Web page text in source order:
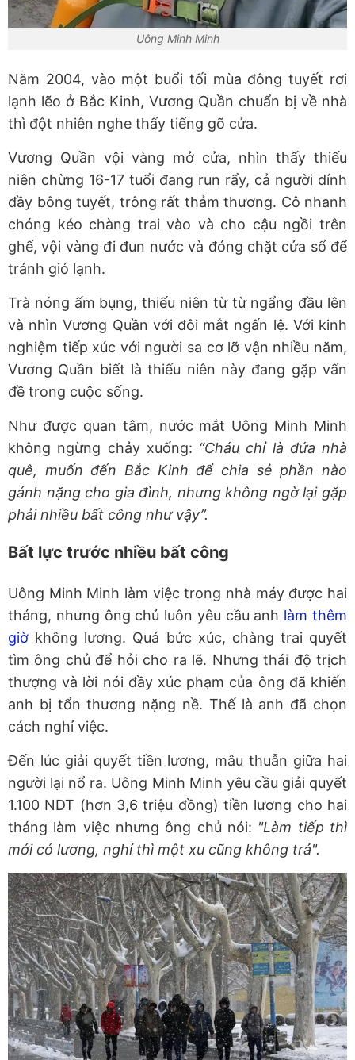
Uông Minh Minh
Năm 2004, vào một buổi tối mùa đông tuyết rơi
lạnh lẽo ở Bắc Kinh, Vương Quần chuẩn bị về nhà
thì đột nhiên nghe thấy tiếng gõ cửa.
Vương Quần vội vàng mở cửa, nhìn thấy thiếu
niên chừng 16-17 tuổi đang run rẩy, cả người dính
đầy bông tuyết, trông rất thảm thương. Cô nhanh
chóng kéo chàng trai vào và cho cậu ngồi trên
ghế, vội vàng đi đun nước và đóng chặt cửa sổ để
tránh gió lạnh.
Trà nóng ấm bụng, thiếu niên từ từ ngẩng đầu lên
và nhìn Vương Quần với đôi mắt ngấn lệ. Với kinh
nghiệm tiếp xúc với người sa cơ lỡ vận nhiều năm,
Vương Quần biết là thiếu niên này đang gặp vấn
đề trong cuộc sống.
Như được quan tâm, nước mắt Uông Minh Minh
không ngừng chảy xuống: “Cháu chỉ là đứa nhà
quê, muốn đến Bắc Kinh để chia sẻ phần nào
gánh nặng cho gia đình, nhưng không ngờ lại gặp
phải nhiều bất công như vậy”.
Bất lực trước nhiều bất công
Uông Minh Minh làm việc trong nhà máy được hai
tháng, nhưng ông chủ luôn yêu cầu anh làm thêm
giờ không lương. Quá bức xúc, chàng trai quyết
tìm ông chủ để hỏi cho ra lẽ. Nhưng thái độ trịch
thượng và lời nói đầy xúc phạm của ông đã khiến
anh bị tổn thương nặng nề. Thế là anh đã chọn
cách nghỉ việc.
Đến lúc giải quyết tiền lương, mâu thuẫn giữa hai
người lại nổ ra. Uông Minh Minh yêu cầu giải quyết
1.100 NDT (hơn 3,6 triệu đồng) tiền lương cho hai
tháng làm việc nhưng ông chủ nói: "Làm tiếp thì
mới có lương, nghỉ thì một xu cũng không trả".